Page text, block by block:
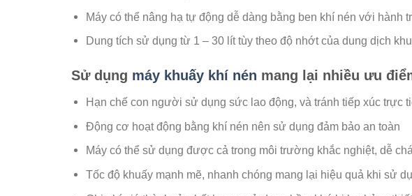
Máy có thể nâng hạ tự động dễ dàng bằng ben khí nén với hành
Dung tích sử dụng từ 1 – 30 lít tùy theo độ nhớt của dung dịch
Sử dụng máy khuấy khí nén mang lại nhiều ưu
Hạn chế con người sử dụng sức lao động, và tránh tiếp xúc trực
Động cơ hoạt động bằng khí nén nên sử dụng đảm bảo an toàn
Máy có thể sử dụng được cả trong môi trường khắc nghiệt, dễ
Tốc độ khuấy mạnh mẽ, nhanh chóng mang lại hiệu quả khi sử